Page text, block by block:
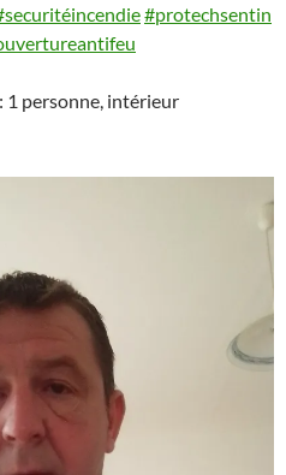
#protechsentin